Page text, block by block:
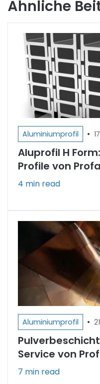
Ähnliche
Aluminiumprofil •
Aluprofil H
Profile von
4 min read
Aluminiumprofil •
Service von
7 min read